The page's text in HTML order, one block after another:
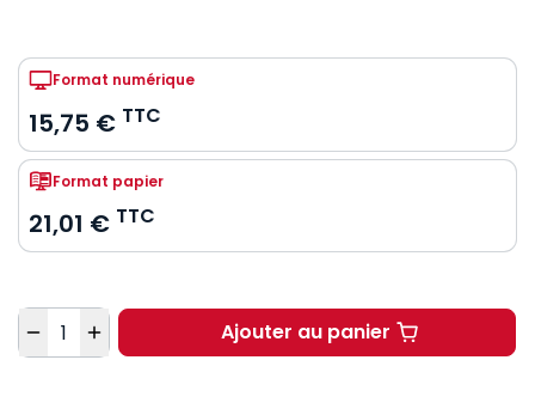
Format numérique
15,75 € TTC
Format papier
21,01 € TTC
Quantité Ajouter au panierDroit constitutionnel.